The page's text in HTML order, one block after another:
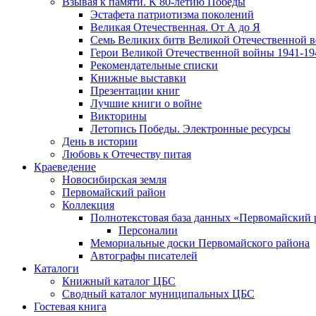
Эcтафета патриотизма поколений
Великая Отечественная. От А до Я
Семь Великих битв Великой Отечественной
Герои Великой Отечественной войны 1941-
Рекомендательные списки
Книжные выставки
Презентации книг
Лучшие книги о войне
Викторины
Летопись Победы. Электронные ресурсы
День в истории
Любовь к Отечеству питая
Краеведение
Новосибирская земля
Первомайский район
Коллекция
Полнотекстовая база данных «Первомайский
Персоналии
Мемориальные доски Первомайского района
Автографы писателей
Каталоги
Книжный каталог ЦБС
Сводный каталог муниципальных ЦБС
Гостевая книга